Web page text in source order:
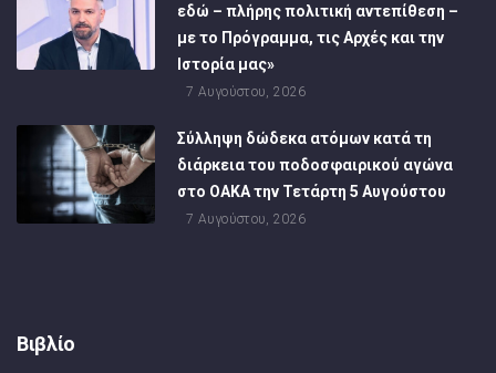
εδώ – πλήρης πολιτική αντεπίθεση –
με το Πρόγραμμα, τις Αρχές και την
Ιστορία μας»
7 Αυγούστου, 2026
Σύλληψη δώδεκα ατόμων κατά τη
διάρκεια του ποδοσφαιρικού αγώνα
στο ΟΑΚΑ την Τετάρτη 5 Αυγούστου
7 Αυγούστου, 2026
Βιβλίο